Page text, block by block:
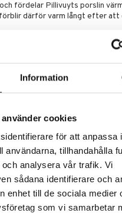
Information
cookies
för att anpassa
användarna, tillhandahålla
analysera vår trafik. Vi
sådana identifierare och
enhet till de sociala medier
som vi samarbetar
fördelar Pillivuyts porslin
därför varm långt efter att
552 kr
Populära produkter
kampanj